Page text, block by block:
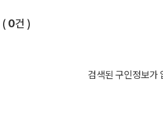
전체 목록
( 0건 )
검색된 구인정보가